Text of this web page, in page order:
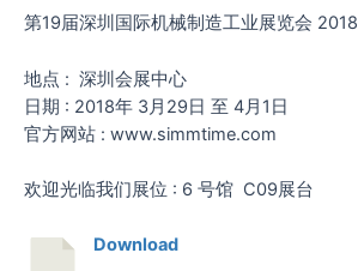
第19届深圳国际机械制造工业展览会 2018
地点 : 深圳会展中心
日期 : 2018年 3月29日 至 4月1日
官方网站 : www.simmtime.com
欢迎光临我们展位 : 6 号馆 C09展台
Download